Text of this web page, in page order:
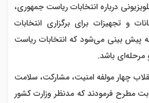
درباره انتخابات ریاست جمهوری،
و تجهیزات برای برگزاری انتخابات
پیش بینی می‌شود که انتخابات ریاست
باشد.
چهار مولفه امنیت، مشارکت، سلامت
مطرح فرمودند که مدنظر وزارت کشور